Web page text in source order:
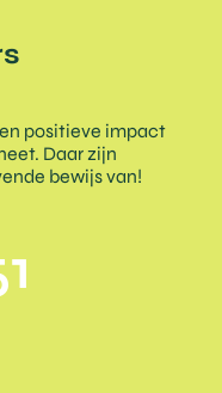
positieve impact
Daar zijn
bewijs van!